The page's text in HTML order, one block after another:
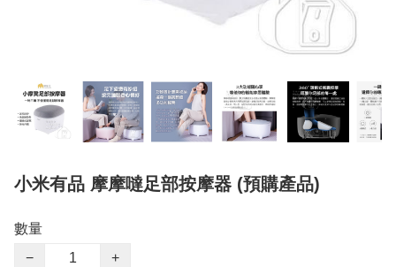
小米有品 摩摩噠足部按摩器 (預購產品)
數量
−
+